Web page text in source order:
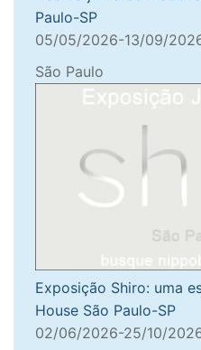
Paulo-SP
05/05/2026-13/09/
São Paulo
Exposição Shiro: uma
House São Paulo-SP
02/06/2026-25/10/